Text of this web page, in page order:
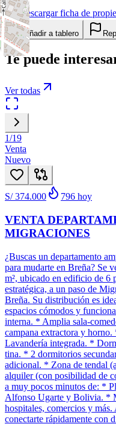
Descargar ficha de
Añadir a tablero
Te puede
Ver todas
1/19
Venta
Nuevo
S/ 374.000 796 hoy
VENTA
MIGRACIONES
¿Buscas un departamento
para mudarte en Breña? Se
m², ubicado en edificio de 6
estratégica, a un paso de
Breña. Su distribución es
espacios cómodos y
interna. * Amplia sala-
campana extractora y
Lavandería integrada. *
tina. * 2 dormitorios
adicional. * Zona de tendal
alquiler (con posibilidad de
a muy pocos minutos de: *
Alfonso Ugarte y Bolivia. *
hospitales, comercios y
conectarte rápidamente con